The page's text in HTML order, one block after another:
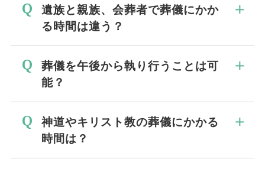
遺族と親族、会葬者で葬儀にかか
る時間は違う？
方へのお参りとご対面、祭壇や式場の仕上
がりの確認、お通夜・葬儀を進めるうえで
一般会葬者の受付開始の時間よりも１～２
時間程度早く集合します。
葬儀を午後から執り行うことは可
能？
です。但し、斎場は午後から予約しても一
日分の費用がかかります。火葬場は午後４
神道やキリスト教の葬儀にかかる
時間は？